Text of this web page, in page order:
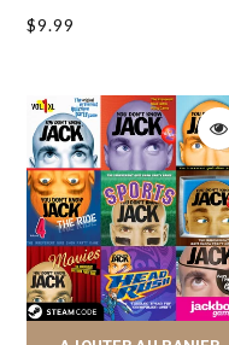
$9.99